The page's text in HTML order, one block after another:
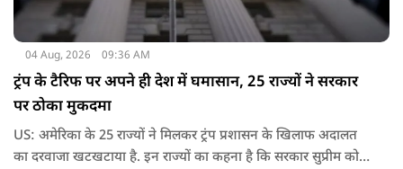
04 Aug, 2026 09:36 AM
ट्रंप के टैरिफ पर अपने ही देश में घमासान, 25 राज्यों ने सरकार
पर ठोका मुकदमा
US: अमेरिका के 25 राज्यों ने मिलकर ट्रंप प्रशासन के खिलाफ अदालत
का दरवाजा खटखटाया है. इन राज्यों का कहना है कि सरकार सुप्रीम कोर्ट